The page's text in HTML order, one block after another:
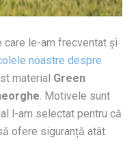
care le-am frecventat și
noastre despre
material Green
. Motivele sunt
l-am selectat pentru că
ofere siguranță atât